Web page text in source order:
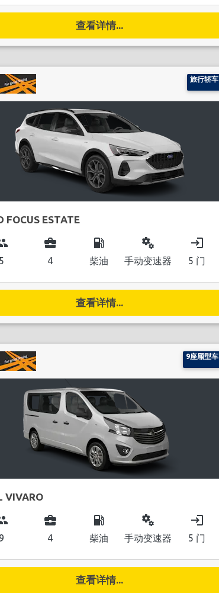
查看详情...
旅行轿车
FOCUS ESTATE
5
business_center
4
local_gas_station
柴油
miscellaneous_services
手动变速器
login
5 门
查看详情...
9座厢型车
VIVARO
9
business_center
4
local_gas_station
柴油
miscellaneous_services
手动变速器
login
5 门
查看详情...